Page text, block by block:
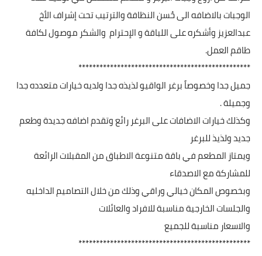
الوجبات بالاضافه الى حُسن النظافة والترتيب تحت إشراف الأخ
عبدالعزيز وأشكره على اللباقة و الإحترام والشكر موصول لكافة
طاقم العمل.
*************************************************
جميل جدا وخصوصاً برغر الواقيو لذيذه جدا ولديه خيارات متعدده جدا
وجميلة .
وكذلك خيارات الاضافات على البرغر رائع وتقدم اضافه جديدة وطعم
جديد ولذيذ للبرغر
ويمتاز المطعم في باقة متنوعة الاطباق من المقبلات الرائعة
للمشاركة مع الاصدقاء
وبخصوص المكان خيالي وراقي وذلك من خلال التصاميم الداخليه
والجلسات الخارجية مناسبة للافراد والعائلات
والاسعار مناسبة للجميع
*************************************************